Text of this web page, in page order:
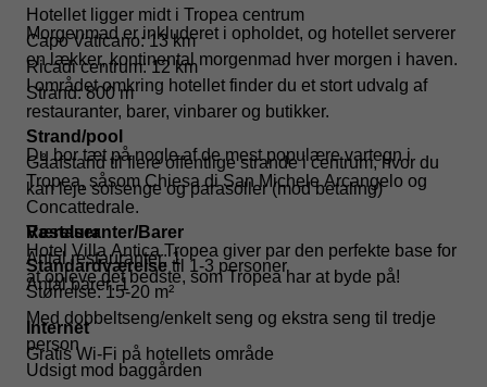
Morgenmad er inkluderet i opholdet, og hotellet serverer
en lækker, kontinental morgenmad hver morgen i haven.
I området omkring hotellet finder du et stort udvalg af
restauranter, barer, vinbarer og butikker.
Du bor tæt på nogle af de mest populære vartegn i
Tropea, såsom Chiesa di San Michele Arcangelo og
Concattedrale.
Hotel Villa Antica Tropea giver par den perfekte base for
at opleve det bedste, som Tropea har at byde på!
Hotellet ligger midt i Tropea centrum
Capo Vaticano: 13 km
Ricadi centrum: 12 km
Strand: 800 m
Strand/pool
Gåafstand til flere offentlige strande i centrum, hvor du
kan leje solsenge og parasoller (mod betaling)
Restauranter/Barer
Antal restauranter: 1
Antal barer: 1
Internet
Gratis Wi-Fi på hotellets område
Værelser
Standardværelse til 1-3 personer
Størrelse: 15-20 m²
Med dobbeltseng/enkelt seng og ekstra seng til tredje
person
Udsigt mod baggården